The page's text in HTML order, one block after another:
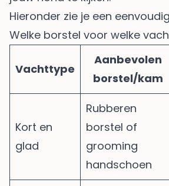
Hieronder zie je een
Welke borstel voor welke
Vachttype
Aanbevolen
borstel/kam
Kort en
glad
Rubberen
borstel of
grooming
handschoen